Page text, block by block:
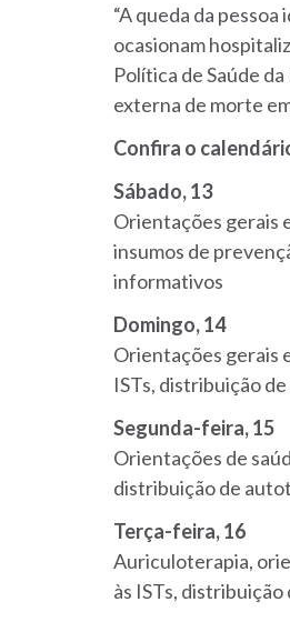
“A queda da
ocasionam
Política de Saúde
externa de morte
Confira o
Sábado, 13
Orientações gerais
insumos de
informativos
Domingo, 14
Orientações gerais
ISTs, distribuição
Segunda-feira, 15
Orientações de
distribuição de
Terça-feira, 16
Auriculoterapia,
às ISTs,